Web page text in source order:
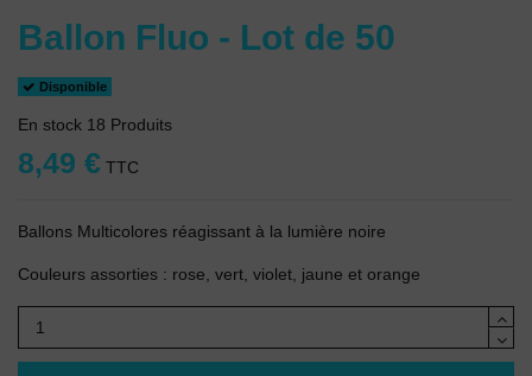
Ballon Fluo - Lot de 50
Disponible
En stock 18 Produits
8,49 € TTC
Ballons Multicolores réagissant à la lumière noire
Couleurs assorties : rose, vert, violet, jaune et orange